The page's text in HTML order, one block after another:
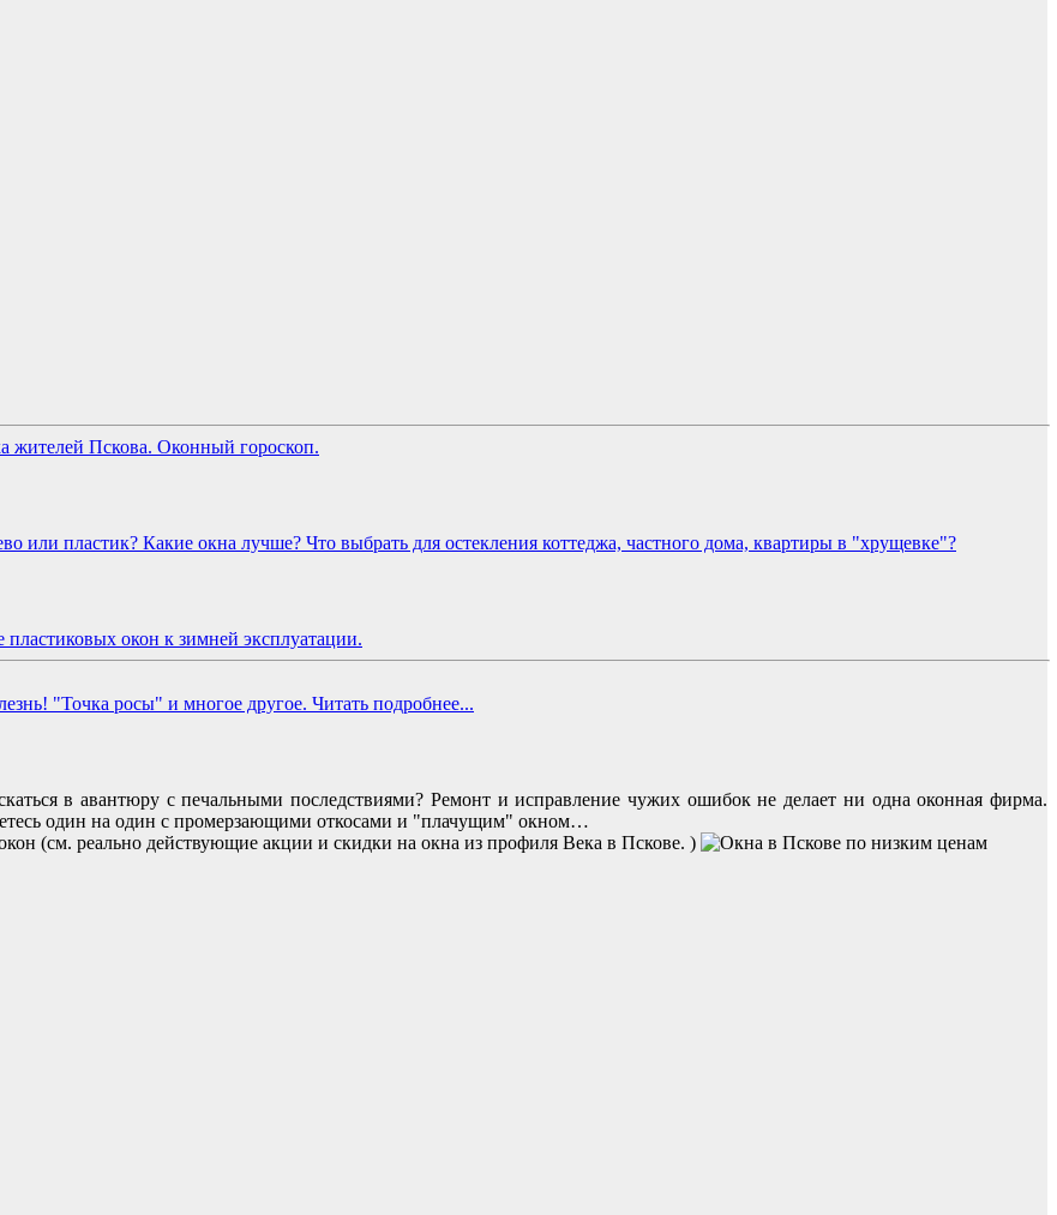
Оконный гороскоп.
или пластик? Какие окна лучше? Что выбрать для остекления коттеджа, частного дома, квартиры в "хрущевке"?
окон к зимней эксплуатации.
"Точка росы" и многое другое. Читать подробнее...
в авантюру с печальными последствиями? Ремонт и исправление чужих ошибок не делает ни одна оконная фирма.
один на один с промерзающими откосами и "плачущим" окном…
(см. реально действующие акции и скидки на окна из профиля Века в Пскове. )